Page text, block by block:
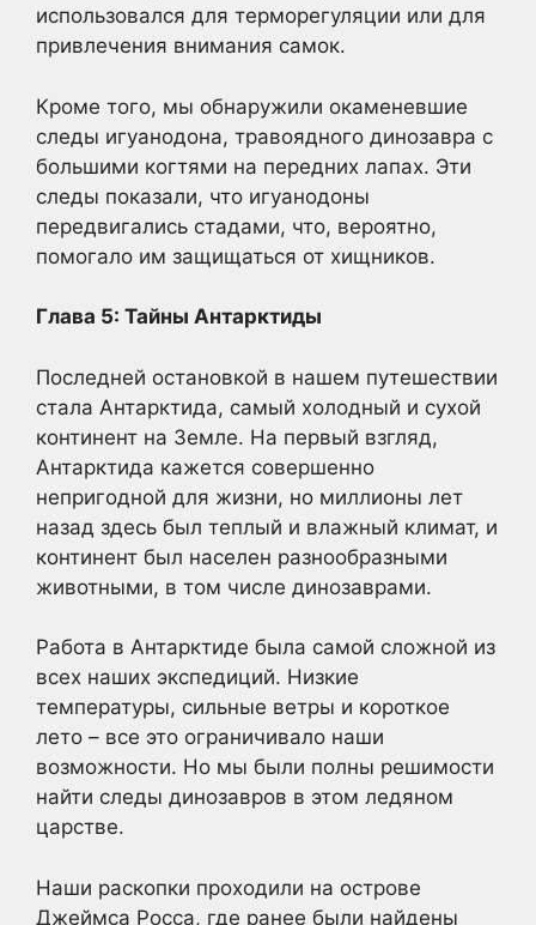
использовался для терморегуляции или для
привлечения внимания самок.
Кроме того, мы обнаружили окаменевшие
следы игуанодона, травоядного динозавра с
большими когтями на передних лапах. Эти
следы показали, что игуанодоны
передвигались стадами, что, вероятно,
помогало им защищаться от хищников.
Глава 5: Тайны Антарктиды
Последней остановкой в нашем путешествии
стала Антарктида, самый холодный и сухой
континент на Земле. На первый взгляд,
Антарктида кажется совершенно
непригодной для жизни, но миллионы лет
назад здесь был теплый и влажный климат, и
континент был населен разнообразными
животными, в том числе динозаврами.
Работа в Антарктиде была самой сложной из
всех наших экспедиций. Низкие
температуры, сильные ветры и короткое
лето – все это ограничивало наши
возможности. Но мы были полны решимости
найти следы динозавров в этом ледяном
царстве.
Наши раскопки проходили на острове
Джеймса Росса, где ранее были найдены